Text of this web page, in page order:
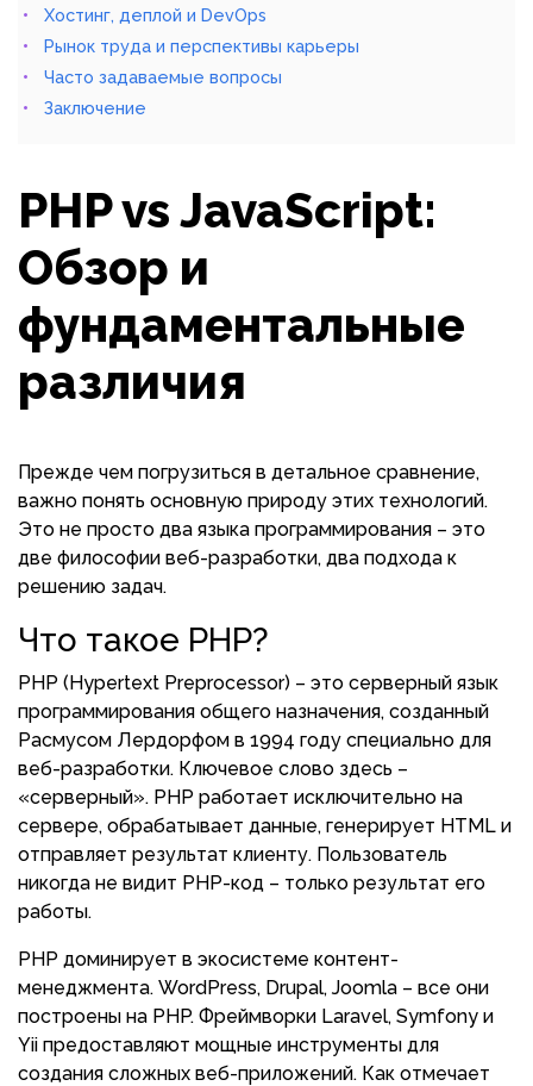
Хостинг, деплой и DevOps
Рынок труда и перспективы карьеры
Часто задаваемые вопросы
Заключение
PHP vs JavaScript:
Обзор и
фундаментальные
различия
Прежде чем погрузиться в детальное сравнение,
важно понять основную природу этих технологий.
Это не просто два языка программирования – это
две философии веб-разработки, два подхода к
решению задач.
Что такое PHP?
PHP (Hypertext Preprocessor) – это серверный язык
программирования общего назначения, созданный
Расмусом Лердорфом в 1994 году специально для
веб-разработки. Ключевое слово здесь –
«серверный». PHP работает исключительно на
сервере, обрабатывает данные, генерирует HTML и
отправляет результат клиенту. Пользователь
никогда не видит PHP-код – только результат его
работы.
PHP доминирует в экосистеме контент-
менеджмента. WordPress, Drupal, Joomla – все они
построены на PHP. Фреймворки Laravel, Symfony и
Yii предоставляют мощные инструменты для
создания сложных веб-приложений. Как отмечает